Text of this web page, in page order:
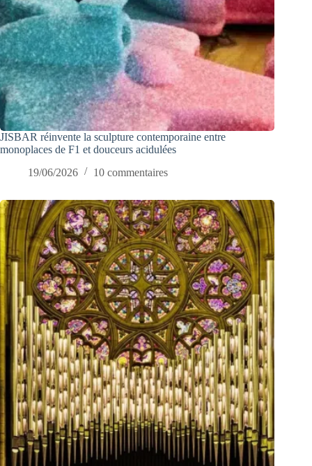
JISBAR réinvente la sculpture contemporaine entre
monoplaces de F1 et douceurs acidulées
19/06/2026
10 commentaires